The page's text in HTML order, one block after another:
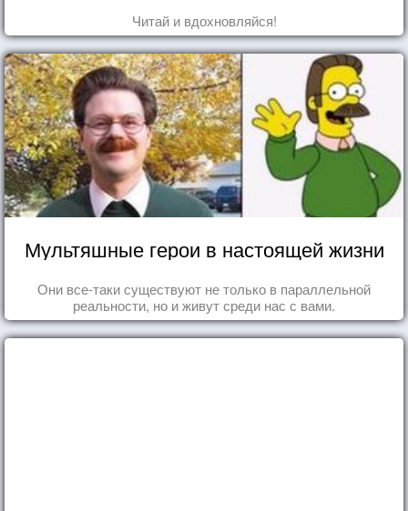
Читай и вдохновляйся!
Мультяшные герои в настоящей жизни
Они все-таки существуют не только в параллельной
реальности, но и живут среди нас с вами.